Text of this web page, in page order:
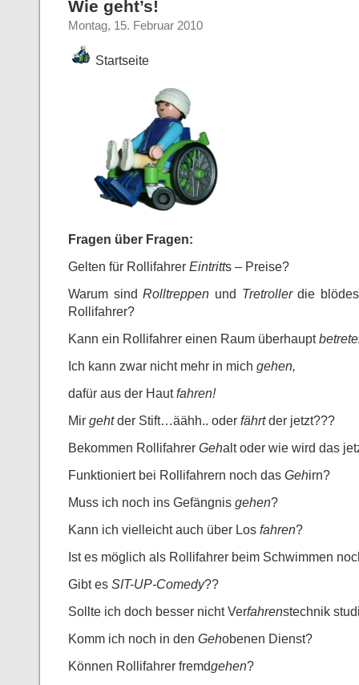
Wie geht’s!
Montag, 15. Februar 2010
Startseite
Fragen über Fragen:
Gelten für Rollifahrer Eintritts – Preise?
Warum sindRolltreppen und Tretrollerdie
Rollifahrer?
Kann ein Rollifahrer einen Raum überhaupt
Ich kann zwar nicht mehr in mich gehen,
dafür aus der Hautfahren!
Mir gehtder Stift…äähh.. oder fährtder jetzt???
Bekommen Rollifahrer Gehalt oder wie wird das
Funktioniert bei Rollifahrern noch das Gehirn?
Muss ich noch ins Gefängnis gehen?
Kann ich vielleicht auch über Los fahren?
Ist es möglich als Rollifahrer beim Schwimmen
Gibt es SIT-UP-Comedy??
Sollte ich doch besser nicht Verfahrenstechnik
Komm ich noch in den Gehobenen Dienst?
Können Rollifahrer fremdgehen?